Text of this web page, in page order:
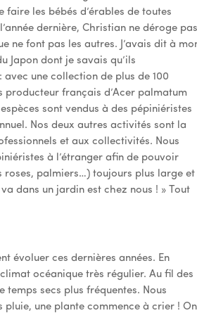
faire les bébés d’érables de toutes
dernière, Christian ne déroge pas
ne font pas les autres. J’avais dit à
Japon dont je savais qu’ils
une collection de plus de 100
français d’Acer palmatum
sont vendus à des pépiniéristes
Nos deux autres activités sont la
et aux collectivités. Nous
à l’étranger afin de pouvoir
roses, palmiers…) toujours plus large et
dans un jardin est chez nous ! » Tout
évoluer ces dernières années. En
océanique très régulier. Au fil des
temps secs plus fréquentes. Nous
pluie, une plante commence à crier ! On